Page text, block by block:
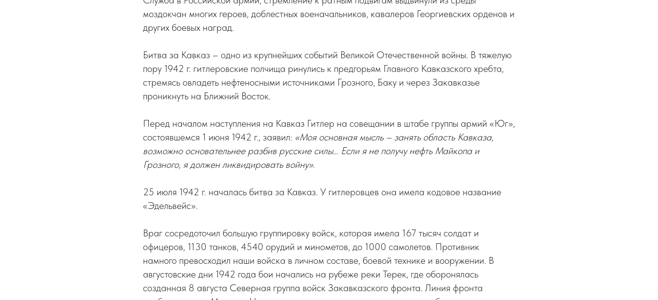
моздокчан многих героев, доблестных военачальников, кавалеров Георгиевских орденов и
других боевых наград.
Битва за Кавказ – одно из крупнейших событий Великой Отечественной войны. В тяжелую
пору 1942 г. гитлеровские полчища ринулись к предгорьям Главного Кавказского хребта,
стремясь овладеть нефтеносными источниками Грозного, Баку и через Закавказье
проникнуть на Ближний Восток.
Перед началом наступления на Кавказ Гитлер на совещании в штабе группы армий «Юг»,
состоявшемся 1 июня 1942 г., заявил: «Моя основная мысль – занять область Кавказа,
возможно основательнее разбив русские силы… Если я не получу нефть Майкопа и
Грозного, я должен ликвидировать войну».
25 июля 1942 г. началась битва за Кавказ. У гитлеровцев она имела кодовое название
«Эдельвейс».
Враг сосредоточил большую группировку войск, которая имела 167 тысяч солдат и
офицеров, 1130 танков, 4540 орудий и минометов, до 1000 самолетов. Противник
намного превосходил наши войска в личном составе, боевой технике и вооружении. В
августовские дни 1942 года бои начались на рубеже реки Терек, где оборонялась
созданная 8 августа Северная группа войск Закавказского фронта. Линия фронта